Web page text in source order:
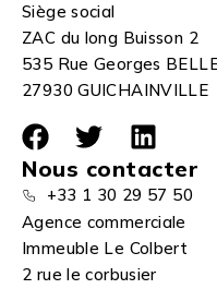
Siège social
ZAC du long Buisson 2
535 Rue Georges
27930 GUICHAINVILLE
Nous contacter
+33 1 30 29 57 50
Agence commerciale
Immeuble Le Colbert
2 rue le corbusier